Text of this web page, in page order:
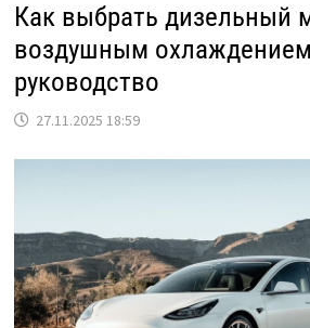
Как выбрать дизельный
воздушным
руководство
27.11.2025 18:59